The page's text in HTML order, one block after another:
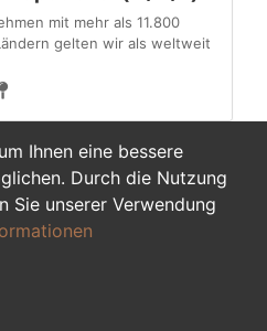
Ihnen eine bessere
Durch die Nutzung
Sie unserer Verwendung
mit mehr als 11.800
gelten wir als weltweit
1